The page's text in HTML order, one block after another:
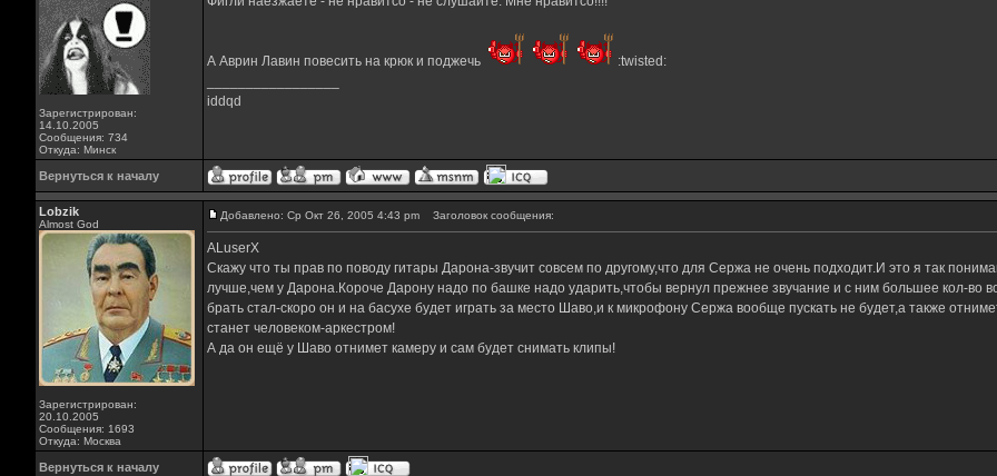
Зарегистрирован:
14.10.2005
Сообщения: 734
Откуда: Минск
А Аврин Лавин повесить на крюк и поджечь
:twisted:
iddqd
Вернуться к началу
Lobzik
Almost God
Зарегистрирован:
20.10.2005
Сообщения: 1693
Откуда: Москва
Добавлено: Ср Окт 26, 2005 4:43 pm Заголовок сообщения:
ALuserX
Скажу что ты прав по поводу гитары Дарона-звучит совсем по другому,что для Сержа не очень подходит.И это я так
лучше,чем у Дарона.Короче Дарону надо по башке надо ударить,чтобы вернул прежнее звучание и с ним большее кол-во
брать стал-скоро он и на басухе будет играть за место Шаво,и к микрофону Сержа вообще пускать не будет,а также
станет человеком-аркестром!
А да он ещё у Шаво отнимет камеру и сам будет снимать клипы!
Вернуться к началу